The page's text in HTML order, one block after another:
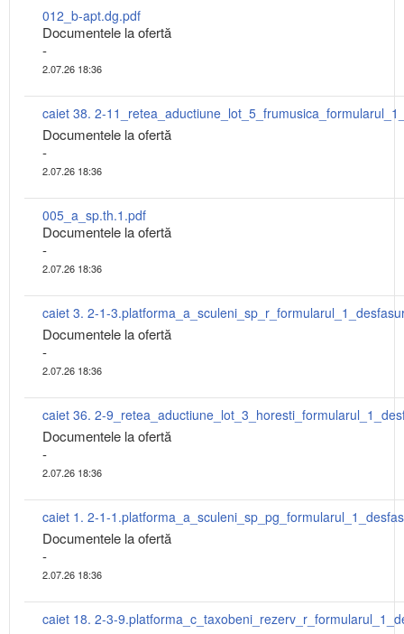
012_b-apt.dg.pdf
Documentele la ofertă
-
2.07.26 18:36
Documentele la ofertă
-
2.07.26 18:36
005_a_sp.th.1.pdf
Documentele la ofertă
-
2.07.26 18:36
caiet 3. 2-1-
Documentele la ofertă
-
2.07.26 18:36
Documentele la ofertă
-
2.07.26 18:36
Documentele la ofertă
-
2.07.26 18:36